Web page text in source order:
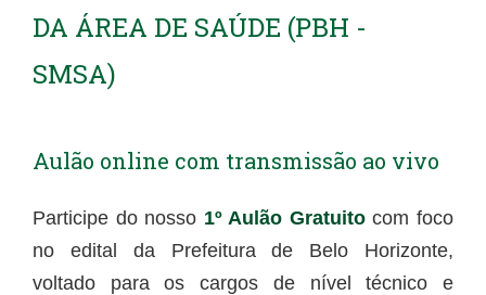
DA ÁREA DE SAÚDE (PBH -
SMSA)
Aulão online com transmissão ao vivo
Participe do nosso 1º Aulão Gratuitocom foco
no edital da Prefeitura de Belo Horizonte,
voltado para os cargos de nível técnico e